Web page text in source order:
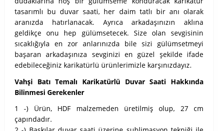
tasarımlı bu duvar saati, her daim tatlı bir anı olarak
aranızda hatırlanacak. Ayrıca arkadaşınızın aklına
geldikçe onu hep gülümsetecek. Size olan sevgisinin
sıcaklığıyla en zor anlarınızda bile sizi gülümsetmeyi
başaran arkadaşınıza sevginizi en güzel şekilde ifade
edebileceğiniz karikatürlü ürünlerimizle karşınızdayız.
Vahşi Batı Temalı Karikatürlü Duvar Saati Hakkında
Bilinmesi Gerekenler
1 -) Ürün, HDF malzemeden üretilmiş olup, 27 cm
çapındadır.